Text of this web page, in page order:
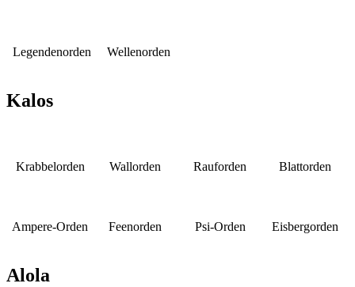
Legendenorden Wellenorden
Kalos
Krabbelorden Wallorden Rauforden Blattorden
Ampere-Orden Feenorden Psi-Orden Eisbergorden
Alola